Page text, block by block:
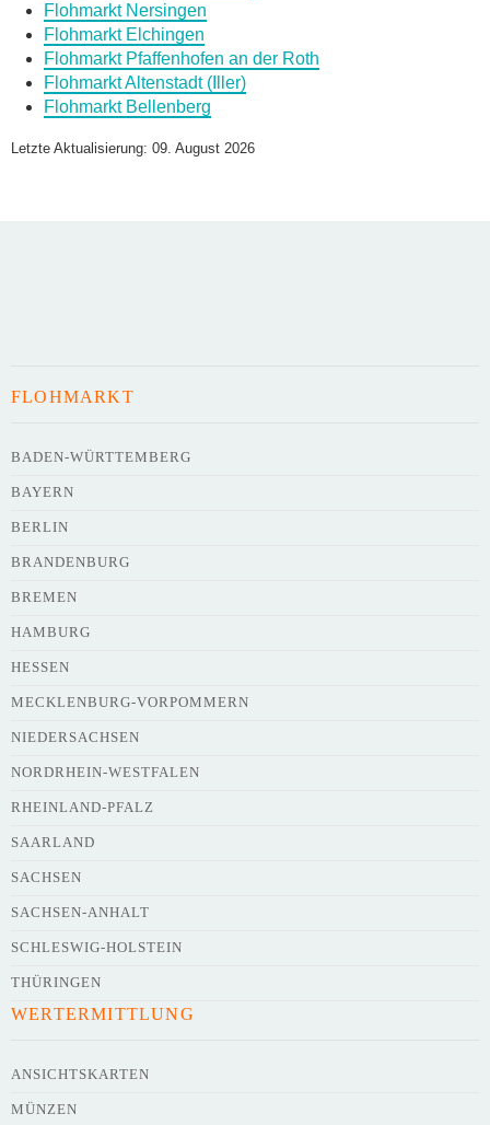
Daten des Flohmarkts
Name des Flohmarkts
Webseite
Kurze Beschreibung des Flohmarkts
Kontaktdaten des Veranstalters
Flohmarkt Nersingen
Flohmarkt Elchingen
Flohmarkt Pfaffenhofen an der Roth
Flohmarkt Altenstadt (Iller)
Flohmarkt Bellenberg
Letzte Aktualisierung: 09. August 2026
FLOHMARKT
BADEN-WÜRTTEMBERG
BAYERN
BERLIN
BRANDENBURG
BREMEN
HAMBURG
HESSEN
MECKLENBURG-VORPOMMERN
NIEDERSACHSEN
NORDRHEIN-WESTFALEN
RHEINLAND-PFALZ
SAARLAND
SACHSEN
SACHSEN-ANHALT
SCHLESWIG-HOLSTEIN
THÜRINGEN
WERTERMITTLUNG
ANSICHTSKARTEN
MÜNZEN